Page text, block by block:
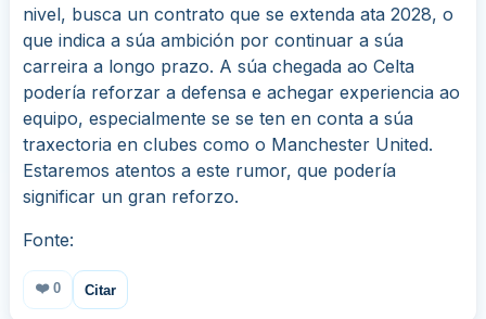
nivel, busca un contrato que se extenda ata 2028, o
que indica a súa ambición por continuar a súa
carreira a longo prazo. A súa chegada ao Celta
podería reforzar a defensa e achegar experiencia ao
equipo, especialmente se se ten en conta a súa
traxectoria en clubes como o Manchester United.
Estaremos atentos a este rumor, que podería
significar un gran reforzo.
Fonte:
❤️ 0 Citar